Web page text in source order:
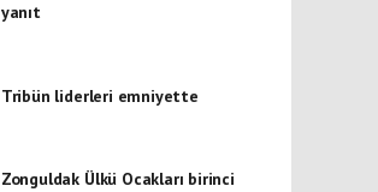
yanıt
Tribün liderleri emniyette
Zonguldak Ülkü Ocakları birinci